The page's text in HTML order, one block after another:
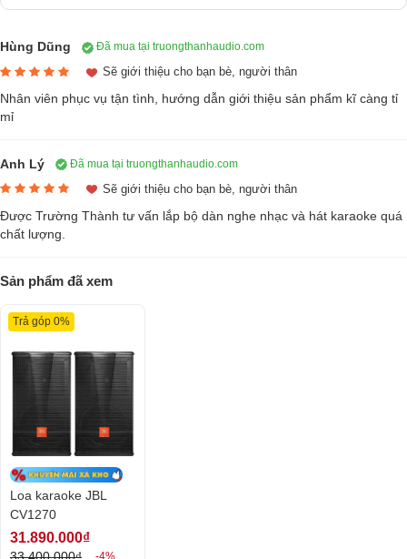
đứng đóng từ gỗ MDF cao cấp, phủ sơn đen tôn lên sự sang trọng và
tinh tế.
Mặt trước loa JBL CV1270 được trang bị 1 tấm ê – căng liền mạch
thiết kế hình chữ V giúp bảo vệ các củ loa tránh khỏi những tác động
dàng chỉnh lại sao cho phù hợp với vị trí đặt loa JBL CV1270 của
người dùng.
Mặt sau là 2 cổng kết nối Neutrik giúp dễ dàng kết nối loa karaoke JBL
CV1270 với cục đẩy công suất hoặc amply karaoke, cùng với đó là 1
vỏ thùng nên bạn có thể treo loa tùy theo nhu cầu sử dụng.
Hùng Dũng Đã mua tại truongthanhaudio.com
Sẽ giới thiệu cho bạn bè, người thân
Nhân viên phục vụ tận tình, hướng dẫn giới thiệu sản phẩm kĩ càng tỉ
mỉ
Anh Lý Đã mua tại truongthanhaudio.com
Sẽ giới thiệu cho bạn bè, người thân
Được Trường Thành tư vấn lắp bộ dàn nghe nhạc và hát karaoke quá
chất lượng.
Sản phẩm đã xem
Loa karaoke JBL
CV1270
Trả góp 0%
31.890.000₫
-4%